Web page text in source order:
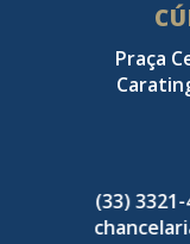
Praça
(33)